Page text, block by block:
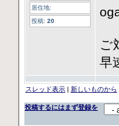
居住地:
投稿: 20
ご
早
スレッド表示 | 新しいものから
投稿するにはまず登録を